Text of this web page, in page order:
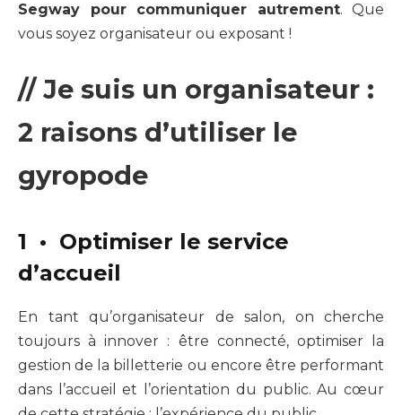
Segway pour communiquer autrement. Que
vous soyez organisateur ou exposant !
// Je suis un organisateur :
2 raisons d’utiliser le
gyropode
1 • Optimiser le service
d’accueil
En tant qu’organisateur de salon, on cherche
toujours à innover : être connecté, optimiser la
gestion de la billetterie ou encore être performant
dans l’accueil et l’orientation du public. Au cœur